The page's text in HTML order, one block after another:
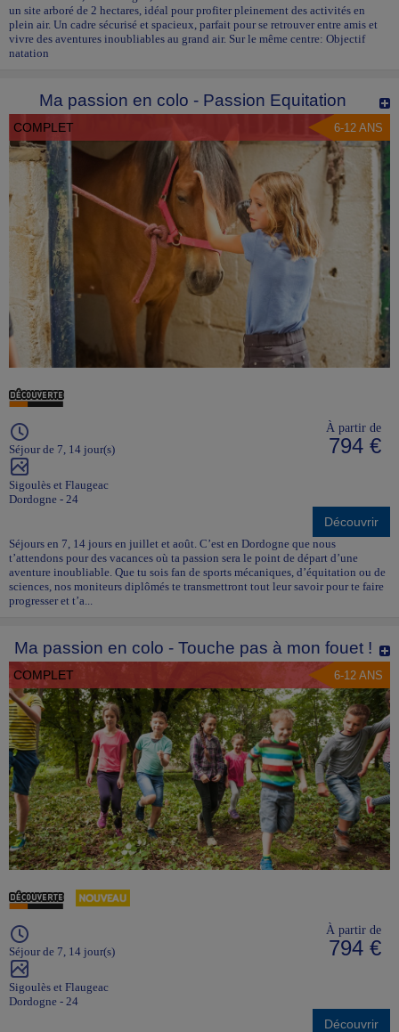
un site arboré de 2 hectares, idéal pour profiter pleinement des activités en
plein air. Un cadre sécurisé et spacieux, parfait pour se retrouver entre amis et
vivre des aventures inoubliables au grand air. Sur le même centre: Objectif
natation
Ma passion en colo - Passion Equitation
COMPLET 6-12 ANS
Séjour de 7, 14 jour(s)
Sigoulès et Flaugeac
Dordogne - 24
À partir de
794 €
Découvrir
Séjours en 7, 14 jours en juillet et août. C’est en Dordogne que nous
t’attendons pour des vacances où ta passion sera le point de départ d’une
aventure inoubliable. Que tu sois fan de sports mécaniques, d’équitation ou de
sciences, nos moniteurs diplômés te transmettront tout leur savoir pour te faire
progresser et t’a...
Ma passion en colo - Touche pas à mon fouet !
COMPLET 6-12 ANS
Séjour de 7, 14 jour(s)
Sigoulès et Flaugeac
Dordogne - 24
À partir de
794 €
Découvrir